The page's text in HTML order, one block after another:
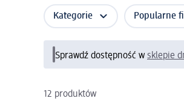
Kategorie Popularne
Sprawdź dostępność w sklepie
12 produktów